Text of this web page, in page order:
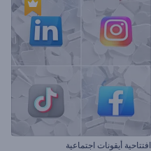
افتتاحية أيقونات اجتماعية